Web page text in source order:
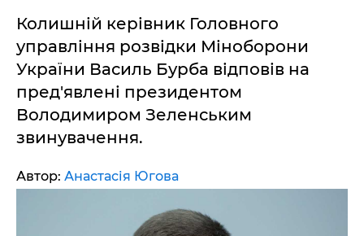
Колишній керівник Головного
управління розвідки Міноборони
України Василь Бурба відповів на
пред'явлені президентом
Володимиром Зеленським
звинувачення.
Автор: Анастасія Югова